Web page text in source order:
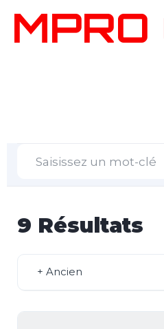
9 Résultats
+ Ancien